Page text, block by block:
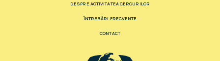
DESPRE ACTIVITATEA CERCURILOR
ÎNTREBĂRI FRECVENTE
CONTACT